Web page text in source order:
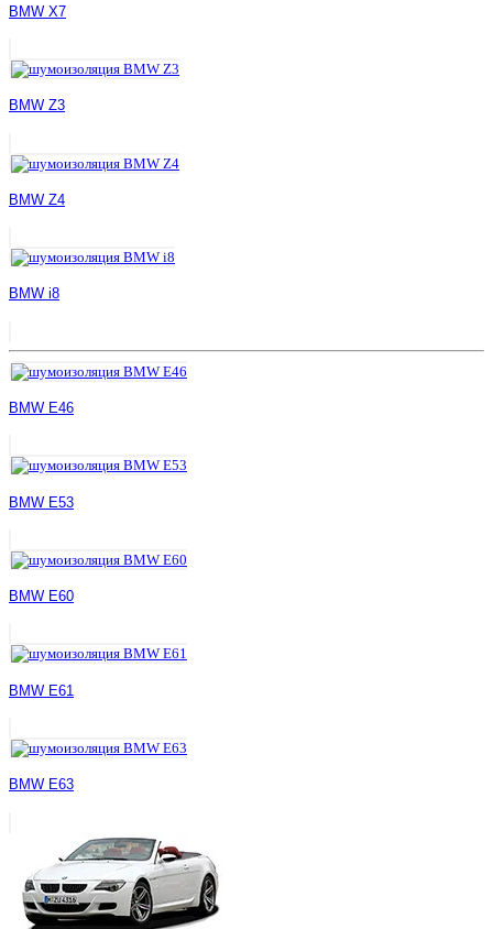
BMW X7
BMW Z3
BMW Z4
BMW i8
BMW E46
BMW E53
BMW E60
BMW E61
BMW E63